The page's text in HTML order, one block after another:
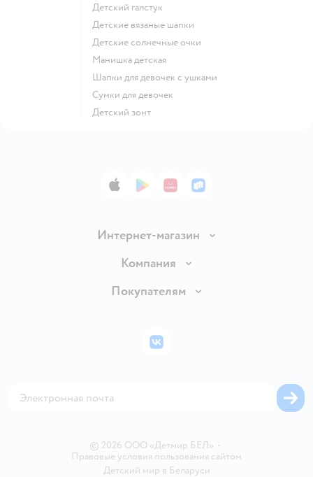
Детский галстук
Детские вязаные шапки
Детские солнечные очки
Манишка детская
Шапки для девочек с ушками
Сумки для девочек
Детский зонт
App StoreGoogle Play
AppGallery
RuStore
Интернет-магазин
Доставка и оплата
Правила продажи
Политика использования файлов cookie
Компания
Вакансии
Покупателям
Бонусные карты
© 2026 ООО «Детмир БЕЛ» •
Правовые условия пользования сайтом
Детский мир в Беларуси
ВКонтакте